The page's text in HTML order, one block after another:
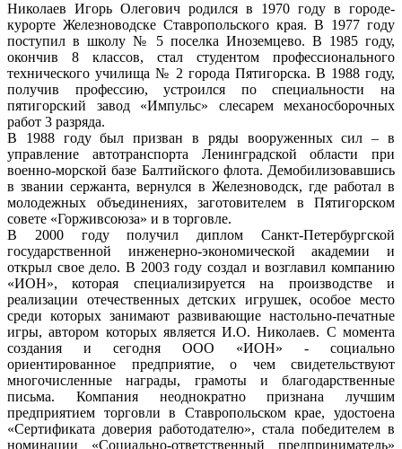
Николаев Игорь Олегович родился в 1970 году в городе-
курорте Железноводске Ставропольского края. В 1977 году
поступил в школу № 5 поселка Иноземцево. В 1985 году,
окончив 8 классов, стал студентом профессионального
технического училища № 2 города Пятигорска. В 1988 году,
получив профессию, устроился по специальности на
пятигорский завод «Импульс» слесарем механосборочных
работ 3 разряда.
В 1988 году был призван в ряды вооруженных сил – в
управление автотранспорта Ленинградской области при
военно-морской базе Балтийского флота. Демобилизовавшись
в звании сержанта, вернулся в Железноводск, где работал в
молодежных объединениях, заготовителем в Пятигорском
совете «Горживсоюза» и в торговле.
В 2000 году получил диплом Санкт-Петербургской
государственной инженерно-экономической академии и
открыл свое дело. В 2003 году создал и возглавил компанию
«ИОН», которая специализируется на производстве и
реализации отечественных детских игрушек, особое место
среди которых занимают развивающие настольно-печатные
игры, автором которых является И.О. Николаев. С момента
создания и сегодня ООО «ИОН» - социально
ориентированное предприятие, о чем свидетельствуют
многочисленные награды, грамоты и благодарственные
письма. Компания неоднократно признана лучшим
предприятием торговли в Ставропольском крае, удостоена
«Сертификата доверия работодателю», стала победителем в
номинации «Социально-ответственный предприниматель»